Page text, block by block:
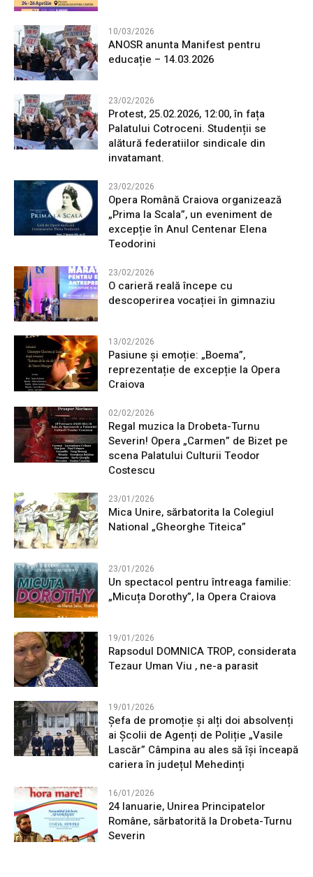
10/03/2026
ANOSR anunta Manifest pentru
educație – 14.03.2026
23/02/2026
Protest, 25.02.2026, 12:00, în fața
Palatului Cotroceni. Studenții se
alătură federatiilor sindicale din
invatamant.
23/02/2026
Opera Română Craiova organizează
„Prima la Scala”, un eveniment de
excepție în Anul Centenar Elena
Teodorini
23/02/2026
O carieră reală începe cu
descoperirea vocației în gimnaziu
13/02/2026
Pasiune și emoție: „Boema”,
reprezentație de excepție la Opera
Craiova
02/02/2026
Regal muzica la Drobeta-Turnu
Severin! Opera „Carmen” de Bizet pe
scena Palatului Culturii Teodor
Costescu
23/01/2026
Mica Unire, sărbatorita la Colegiul
National „Gheorghe Titeica”
23/01/2026
Un spectacol pentru întreaga familie:
„Micuța Dorothy”, la Opera Craiova
19/01/2026
Rapsodul DOMNICA TROP, considerata
Tezaur Uman Viu , ne-a parasit
19/01/2026
Șefa de promoție și alți doi absolvenți
ai Școlii de Agenți de Poliție „Vasile
Lascăr” Câmpina au ales să își înceapă
cariera în județul Mehedinți
16/01/2026
24 Ianuarie, Unirea Principatelor
Române, sărbatorită la Drobeta-Turnu
Severin